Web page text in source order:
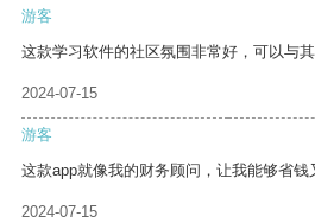
游客
这款学习软件的社区氛围非常好，可以与
2024-07-15
游客
这款app就像我的财务顾问，让我能够省钱
2024-07-15